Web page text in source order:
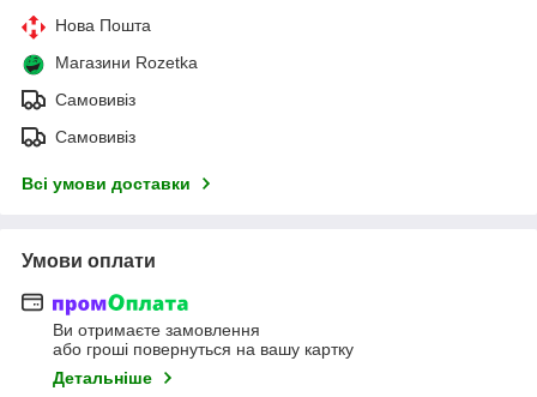
Нова Пошта
Магазини Rozetka
Самовивіз
Самовивіз
Всі умови доставки
Умови оплати
Ви отримаєте замовлення
або гроші повернуться на вашу картку
Детальніше